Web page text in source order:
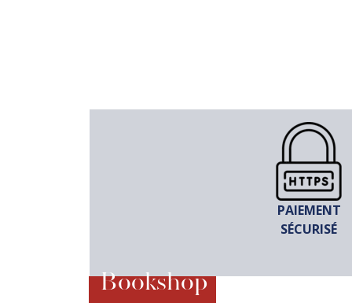
PAIEMENT
SÉCURISÉ
Bookshop